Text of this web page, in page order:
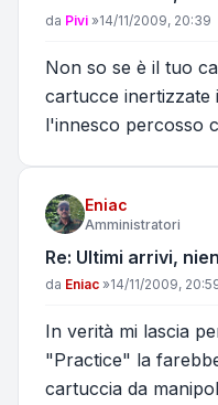
Messaggio
da Pivi »14/11/2009, 20:39
Non so se è il tuo
cartucce inertizzate
l'innesco percosso
Eniac
Amministratori
Re: Ultimi arrivi,
Messaggio
da Eniac »14/11/2009,
In verità mi lascia
"Practice" la
cartuccia da